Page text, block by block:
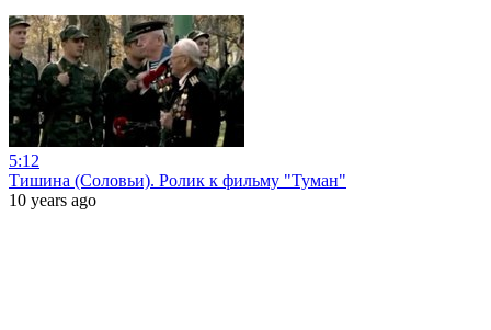
5:12
Тишина (Соловьи). Ролик к фильму "Туман"
10 years ago